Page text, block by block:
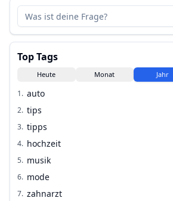
Top Tags
Heute Monat Jahr
1. auto
2. tips
3. tipps
4. hochzeit
5. musik
6. mode
7. zahnarzt